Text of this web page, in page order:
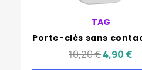
TAG
10,20 €4,90 €